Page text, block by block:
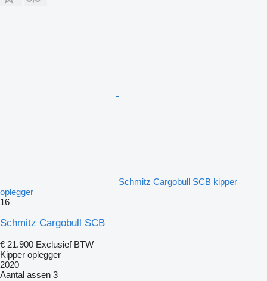
Schmitz Cargobull SCB kipper
oplegger
16
Schmitz Cargobull SCB
€ 21.900 Exclusief BTW
Kipper oplegger
2020
Aantal assen 3